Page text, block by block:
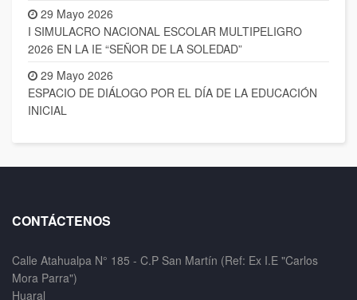
29 Mayo 2026
I SIMULACRO NACIONAL ESCOLAR MULTIPELIGRO
2026 EN LA IE “SEÑOR DE LA SOLEDAD”
29 Mayo 2026
ESPACIO DE DIÁLOGO POR EL DÍA DE LA EDUCACIÓN
INICIAL
CONTÁCTENOS
Calle Atahualpa N° 185 - C.P San Martín (Ref: Ex I.E "Carlos
Mora Parra")
Huaral